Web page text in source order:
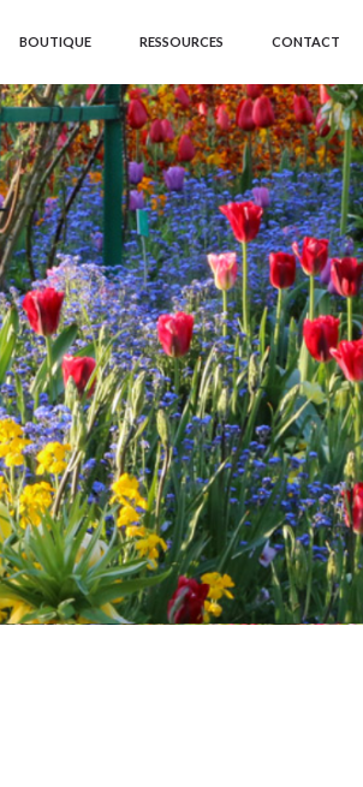
BOUTIQUE RESSOURCES CONTACT